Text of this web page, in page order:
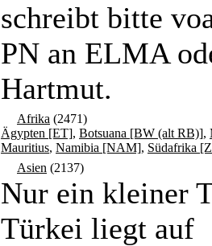
schreibt bitte
PN an ELMA
Hartmut.
Afrika (2471)
Ägypten [ET], Botsuana [BW (alt RB)],
Mauritius, Namibia [NAM], Südafrika
Asien (2137)
Nur ein kleiner
Türkei liegt auf